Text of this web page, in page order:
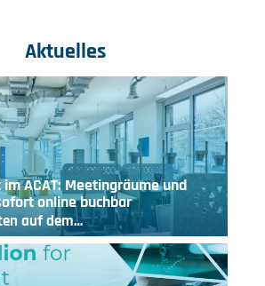
Aktuelles
ACAT: Meetingräume und
online buchbar
auf dem…